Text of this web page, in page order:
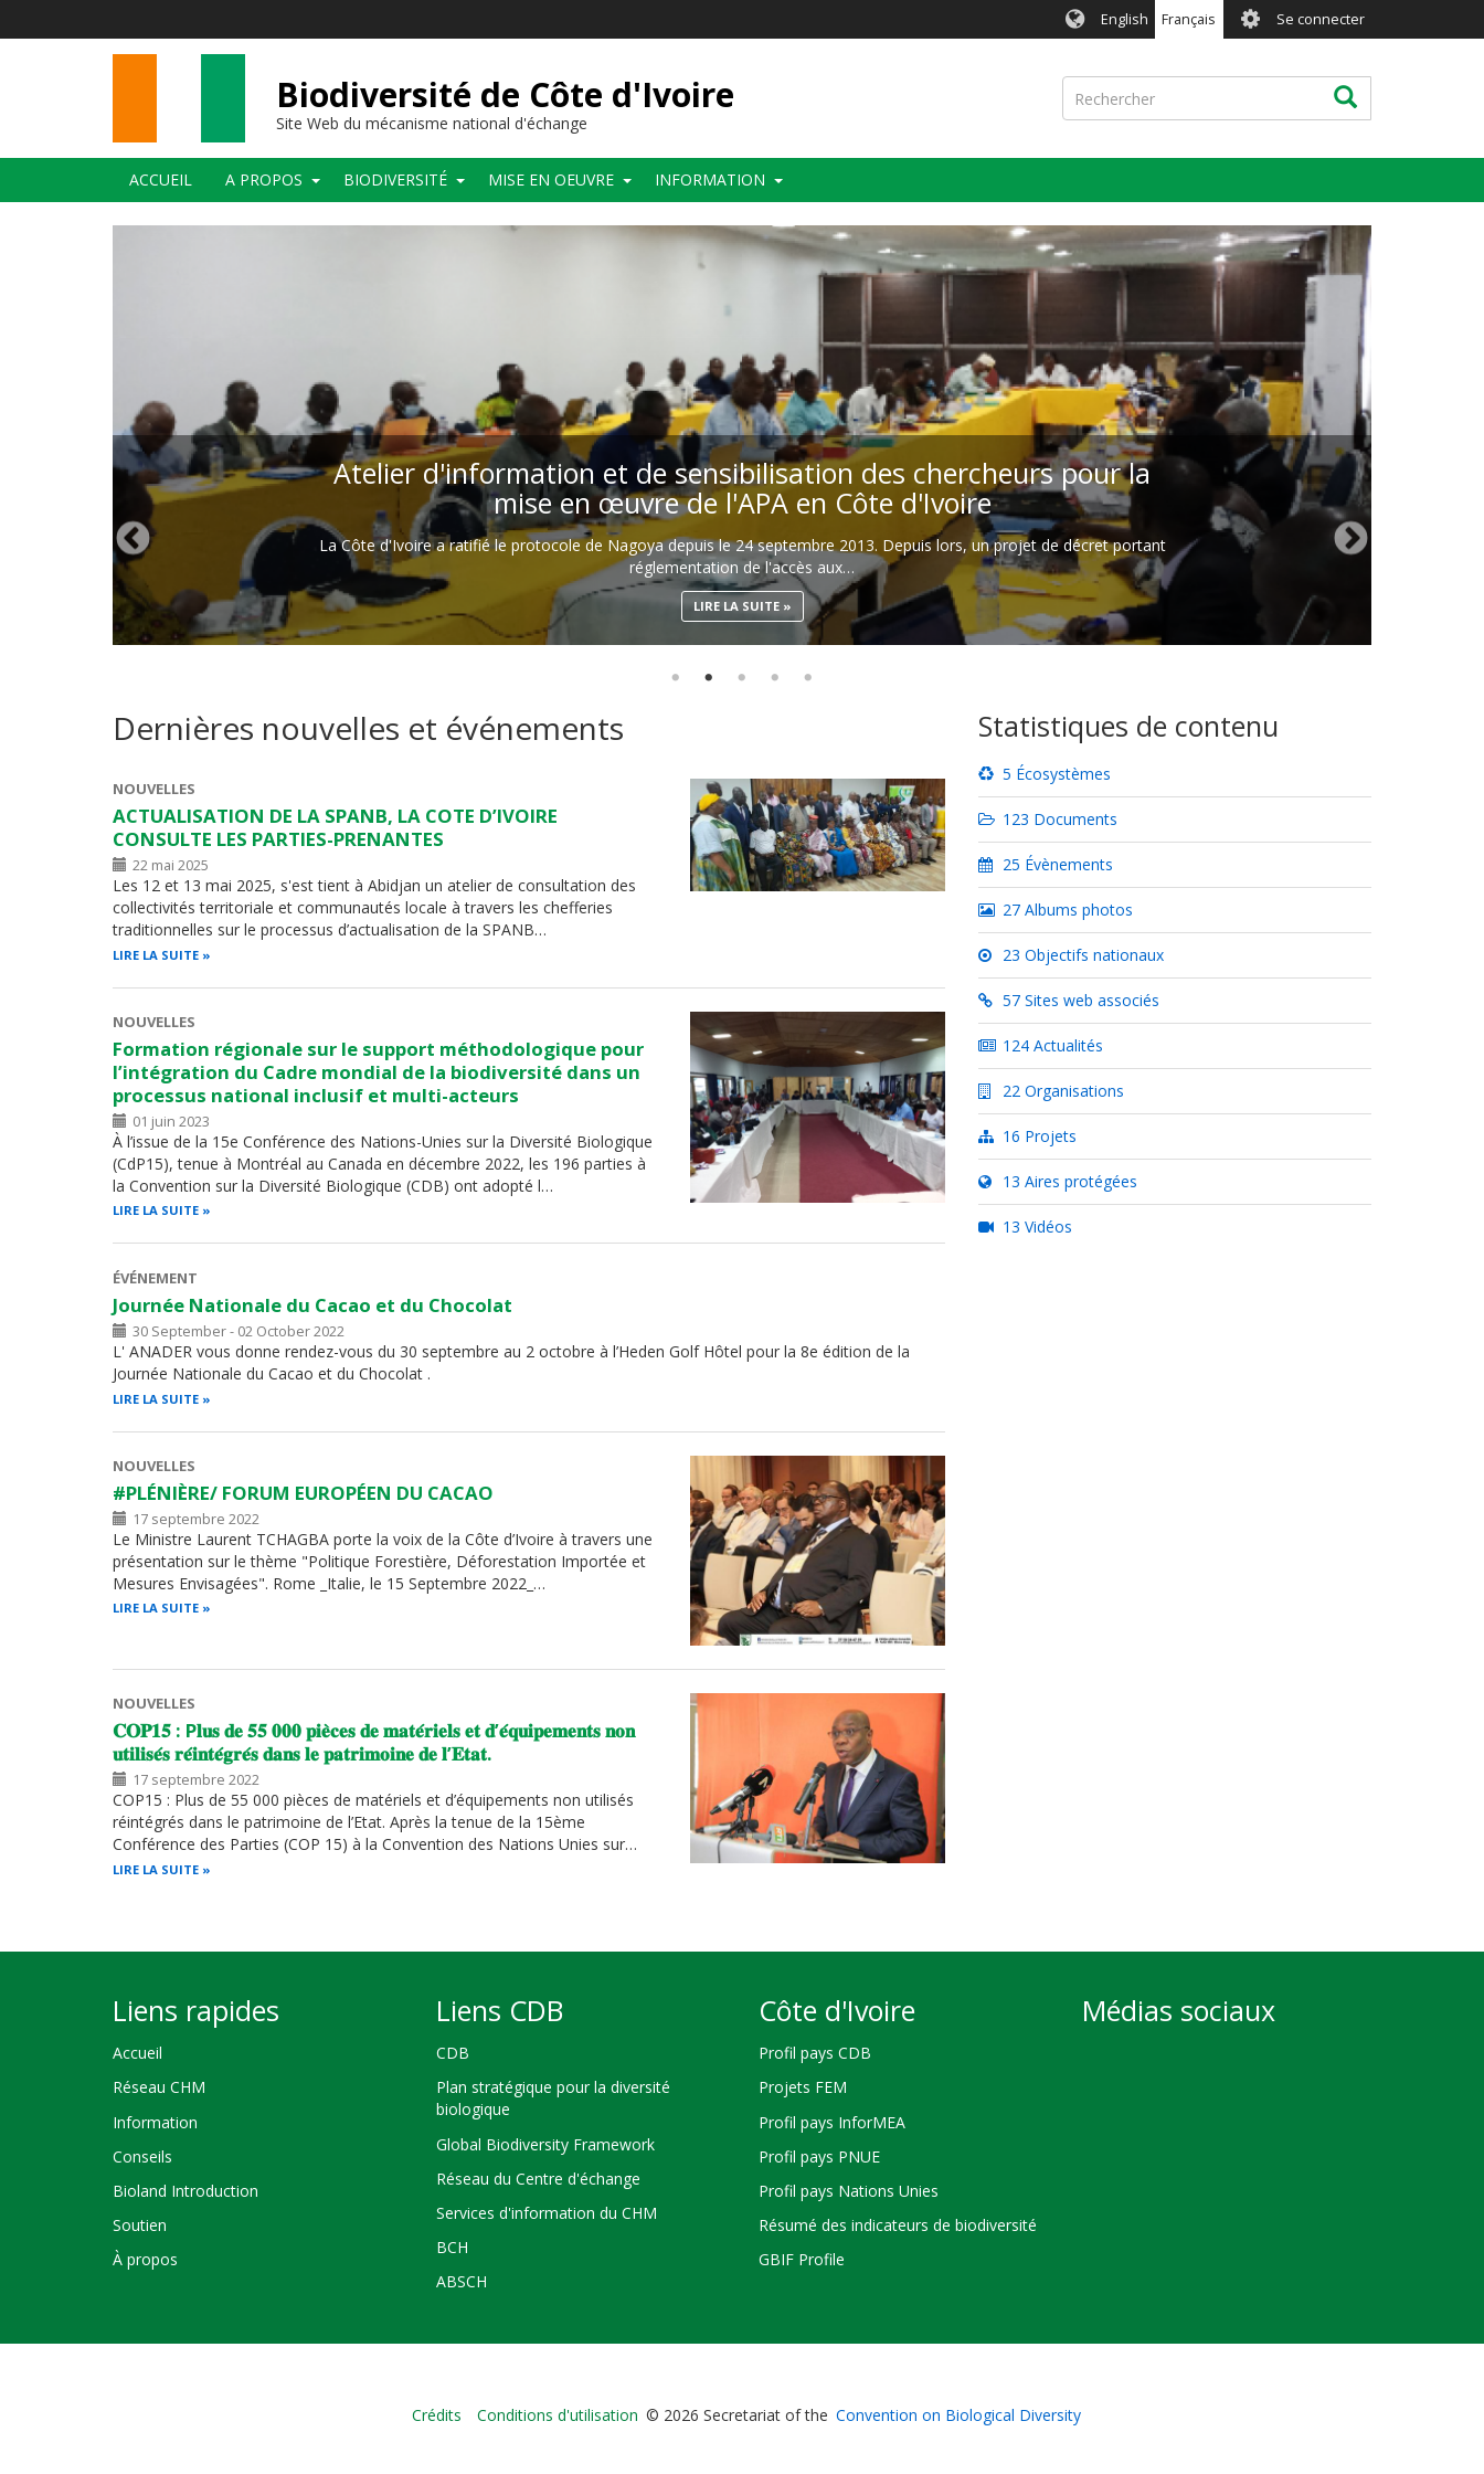
English Français User
account
menu
Se connecter
Biodiversité de Côte d'Ivoire
Site Web du mécanisme national d'échange
Rechercher Rechercher
Main
navigation
ACCUEIL A PROPOS BIODIVERSITÉ MISE EN OEUVRE INFORMATION
Atelier d'information et de sensibilisation des chercheurs pour la
mise en œuvre de l'APA en Côte d'Ivoire
La Côte d'Ivoire a ratifié le protocole de Nagoya depuis le 24 septembre 2013. Depuis lors, un projet de décret portant
réglementation de l'accès aux…
LIRE LA SUITE
Dernières nouvelles et événements
NOUVELLES
ACTUALISATION DE LA SPANB, LA COTE D’IVOIRE
CONSULTE LES PARTIES-PRENANTES
22 mai 2025
Les 12 et 13 mai 2025, s'est tient à Abidjan un atelier de consultation des
collectivités territoriale et communautés locale à travers les chefferies
traditionnelles sur le processus d’actualisation de la SPANB…
LIRE LA SUITE
NOUVELLES
Formation régionale sur le support méthodologique pour
l’intégration du Cadre mondial de la biodiversité dans un
processus national inclusif et multi-acteurs
01 juin 2023
À l’issue de la 15e Conférence des Nations-Unies sur la Diversité Biologique
(CdP15), tenue à Montréal au Canada en décembre 2022, les 196 parties à
la Convention sur la Diversité Biologique (CDB) ont adopté l…
LIRE LA SUITE
ÉVÉNEMENT
Journée Nationale du Cacao et du Chocolat
30 September - 02 October 2022
L' ANADER vous donne rendez-vous du 30 septembre au 2 octobre à l’Heden Golf Hôtel pour la 8e édition de la
Journée Nationale du Cacao et du Chocolat .
LIRE LA SUITE
NOUVELLES
#PLÉNIÈRE/ FORUM EUROPÉEN DU CACAO
17 septembre 2022
Le Ministre Laurent TCHAGBA porte la voix de la Côte d’Ivoire à travers une
présentation sur le thème "Politique Forestière, Déforestation Importée et
Mesures Envisagées". Rome _Italie, le 15 Septembre 2022_…
LIRE LA SUITE
NOUVELLES
𝐂𝐎𝐏𝟏𝟓 : P𝐥𝐮𝐬 𝐝𝐞 𝟓𝟓 𝟎𝟎𝟎 𝐩𝐢𝐞̀𝐜𝐞𝐬 𝐝𝐞 𝐦𝐚𝐭𝐞́𝐫𝐢𝐞𝐥𝐬 𝐞𝐭 𝐝’𝐞́𝐪𝐮𝐢𝐩𝐞𝐦𝐞𝐧𝐭𝐬 𝐧𝐨𝐧
𝐮𝐭𝐢𝐥𝐢𝐬𝐞́𝐬 𝐫𝐞́𝐢𝐧𝐭𝐞́𝐠𝐫𝐞́𝐬 𝐝𝐚𝐧𝐬 𝐥𝐞 𝐩𝐚𝐭𝐫𝐢𝐦𝐨𝐢𝐧𝐞 𝐝𝐞 𝐥’𝐄𝐭𝐚𝐭.
17 septembre 2022
COP15 : Plus de 55 000 pièces de matériels et d’équipements non utilisés
réintégrés dans le patrimoine de l’Etat. Après la tenue de la 15ème
Conférence des Parties (COP 15) à la Convention des Nations Unies sur…
LIRE LA SUITE
Statistiques de contenu
5 Écosystèmes
123 Documents
25 Évènements
27 Albums photos
23 Objectifs nationaux
57 Sites web associés
124 Actualités
22 Organisations
16 Projets
13 Aires protégées
13 Vidéos
Liens rapides
Accueil
Réseau CHM
Information
Conseils
Bioland Introduction
Soutien
À propos
Liens CDB
CDB
Plan stratégique pour la diversité
biologique
Global Biodiversity Framework
Réseau du Centre d'échange
Services d'information du CHM
BCH
ABSCH
Côte d'Ivoire
Profil pays CDB
Projets FEM
Profil pays InforMEA
Profil pays PNUE
Profil pays Nations Unies
Résumé des indicateurs de biodiversité
GBIF Profile
Médias sociaux
Bioland
Crédits Conditions d'utilisation © 2026 Secretariat of the Convention on Biological Diversity